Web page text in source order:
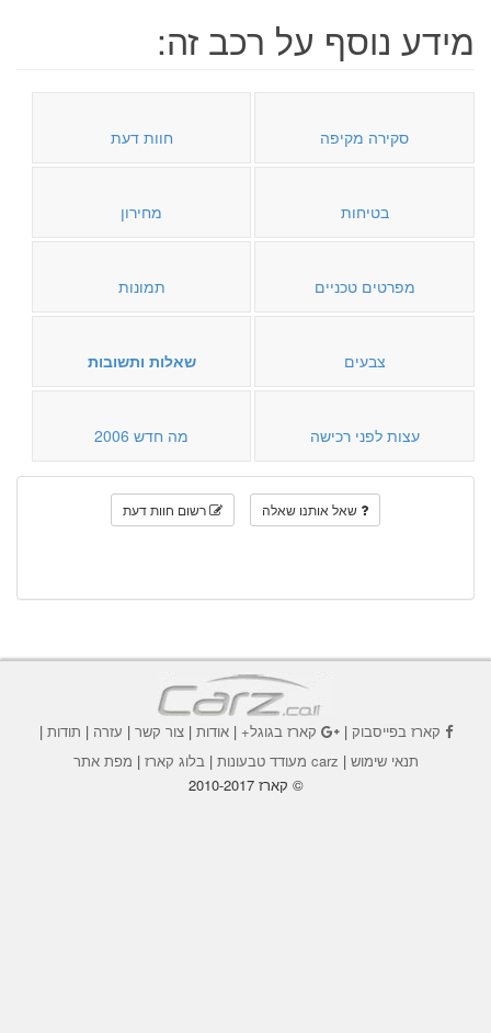
מידע נוסף על רכב זה:
סקירה מקיפה חוות דעת
בטיחות מחירון
מפרטים טכניים תמונות
צבעים שאלות ותשובות
עצות לפני רכישה מה חדש 2006
שאל אותנו שאלה רשום חוות דעת
קארז בפייסבוק| קארז בגוגל+|אודות |צור קשר | עזרה | תודות |
תנאי שימוש | carz מעודד טבעונות |בלוג קארז | מפת אתר
© קארז 2010-2017